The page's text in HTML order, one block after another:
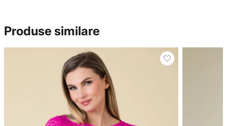
Produse similare